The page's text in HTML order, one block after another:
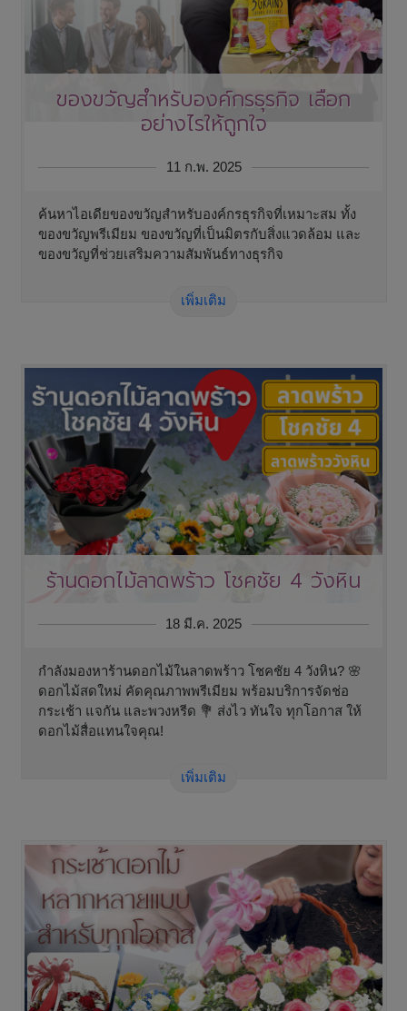
ของขวัญสำหรับองค์กรธุรกิจ เลือก
อย่างไรให้ถูกใจ
11 ก.พ. 2025
ค้นหาไอเดียของขวัญสำหรับองค์กรธุรกิจที่เหมาะสม ทั้ง
ของขวัญพรีเมียม ของขวัญที่เป็นมิตรกับสิ่งแวดล้อม และ
ของขวัญที่ช่วยเสริมความสัมพันธ์ทางธุรกิจ
เพิ่มเติม
ร้านดอกไม้ลาดพร้าว โชคชัย 4 วังหิน
18 มี.ค. 2025
กำลังมองหาร้านดอกไม้ในลาดพร้าว โชคชัย 4 วังหิน? 🌸
ดอกไม้สดใหม่ คัดคุณภาพพรีเมียม พร้อมบริการจัดช่อ
กระเช้า แจกัน และพวงหรีด 💐 ส่งไว ทันใจ ทุกโอกาส ให้
ดอกไม้สื่อแทนใจคุณ!
เพิ่มเติม